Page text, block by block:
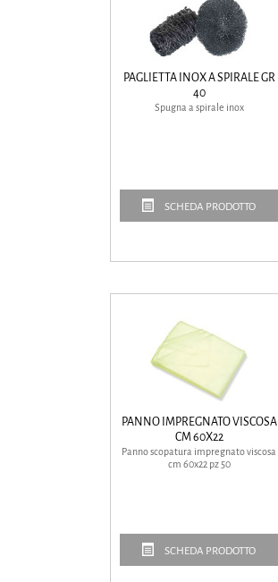
PAGLIETTA INOX A SPIRALE GR
40
Spugna a spirale inox
SCHEDA PRODOTTO
PANNO IMPREGNATO VISCOSA
CM 60X22
Panno scopatura impregnato viscosa
cm 60x22 pz 50
SCHEDA PRODOTTO